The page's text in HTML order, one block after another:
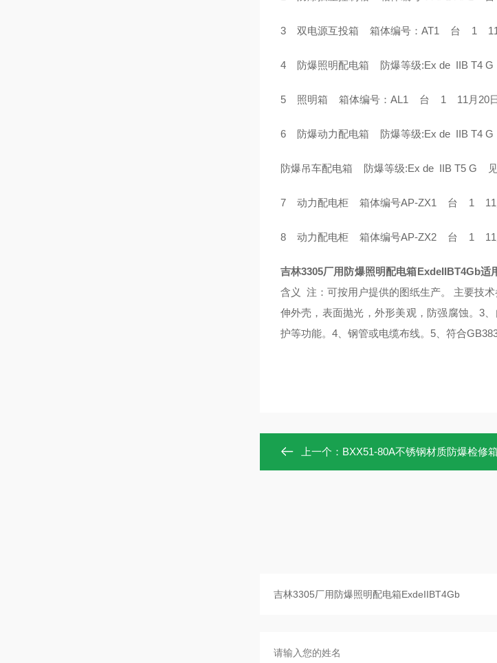
3 双电源互投箱 箱体编号：AT1 台 1
4 防爆照明配电箱 防爆等级:Ex de IIB
5 照明箱 箱体编号：AL1 台 1 11月
6 防爆动力配电箱 防爆等级:Ex de IIB
防爆吊车配电箱 防爆等级:Ex de IIB T5
7 动力配电柜 箱体编号AP-ZX1 台 1
8 动力配电柜 箱体编号AP-ZX2 台 1
吉林3305厂用防爆照明配电箱ExdeIIBT4Gb适
含义 注：可按用户提供的图纸生产。 主要技
伸外壳，表面抛光，外形美观，防强腐蚀。3
护等功能。4、钢管或电缆布线。5、符合
上一个： BXX51-80A不锈钢材质防爆检修箱